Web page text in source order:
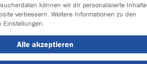
können wir dir personalisierte Inhalte
verbessern. Weitere Informationen zu den
Einstellungen.
Alle akzeptieren